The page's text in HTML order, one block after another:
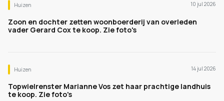
Huizen 10 jul 2026
Zoon en dochter zetten woonboerderij van overleden
vader Gerard Cox te koop. Zie foto's
Huizen 14 jul 2026
Topwielrenster Marianne Vos zet haar prachtige landhuis
te koop. Zie foto's